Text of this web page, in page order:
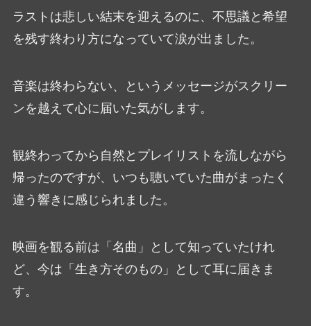
ラストは悲しい結末を迎えるのに、不思議と希望
を残す終わり方になっていて涙が出ました。
音楽は終わらない、というメッセージがスクリー
ンを越えて心に届いた気がします。
観終わってから自然とプレイリストを流しながら
帰ったのですが、いつも聴いていた曲がまったく
違う響きに感じられました。
映画を観る前は「名曲」として知っていたけれ
ど、今は「生き方そのもの」として耳に届きま
す。